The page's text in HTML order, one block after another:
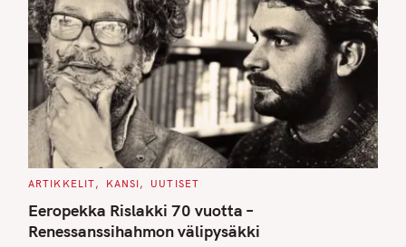
C
T
E
G
O
ARTIKKELIT KANSI UUTISET
Eeropekka Rislakki 70 vuotta –
Renessanssihahmon välipysäkki